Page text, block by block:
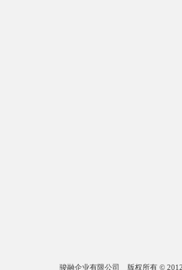
骏融企业有限公司 版权所有 © 2012